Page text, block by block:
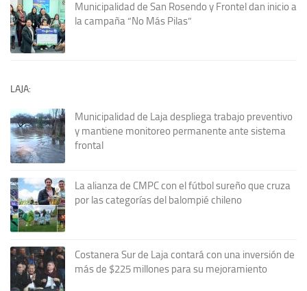
Municipalidad de San Rosendo y Frontel dan inicio a
la campaña “No Más Pilas”
LAJA:
Municipalidad de Laja despliega trabajo preventivo
y mantiene monitoreo permanente ante sistema
frontal
La alianza de CMPC con el fútbol sureño que cruza
por las categorías del balompié chileno
Costanera Sur de Laja contará con una inversión de
más de $225 millones para su mejoramiento